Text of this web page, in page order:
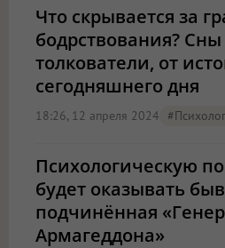
Что скрывается за
бодрствования?
толкователи, от
сегодняшнего дня
18:26, 12 апреля 2024
Психологическую
будет оказывать
подчинённая
Армагеддона»